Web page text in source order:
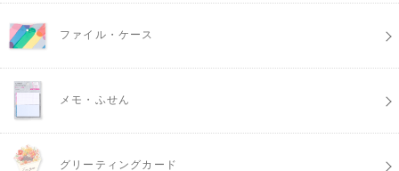
ファイル・ケース
メモ・ふせん
グリーティングカード